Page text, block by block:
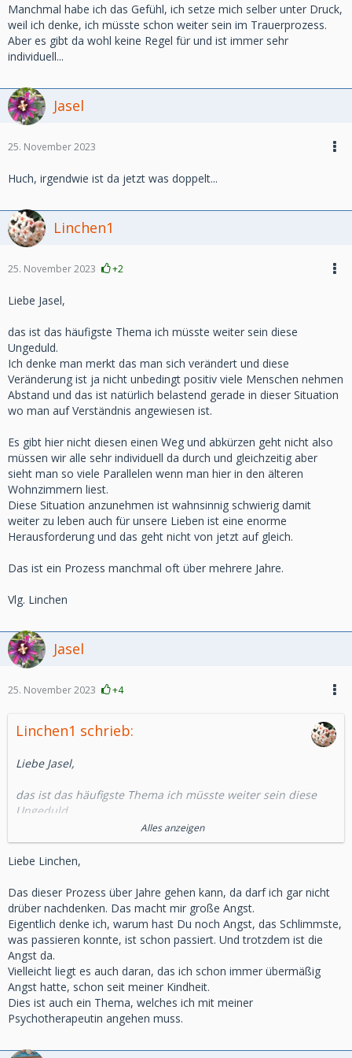
glücklich waren, es war auch die kleine Abschiedszeremonie
in 'seinen' Bergen, und es war auch einfach die Ruhe dort,
die MIR die Ruhe zurück gebracht hat...
Veränderung erreichen kann.
Liebe Grüße
Manchmal habe ich das Gefühl, ich setze mich selber unter Druck,
weil ich denke, ich müsste schon weiter sein im Trauerprozess.
Aber es gibt da wohl keine Regel für und ist immer sehr
individuell...
Jasel
25. November 2023
Huch, irgendwie ist da jetzt was doppelt...
Linchen1
25. November 2023 +2
Liebe Jasel,
das ist das häufigste Thema ich müsste weiter sein diese
Ungeduld.
Ich denke man merkt das man sich verändert und diese
Veränderung ist ja nicht unbedingt positiv viele Menschen nehmen
Abstand und das ist natürlich belastend gerade in dieser Situation
wo man auf Verständnis angewiesen ist.
Es gibt hier nicht diesen einen Weg und abkürzen geht nicht also
müssen wir alle sehr individuell da durch und gleichzeitig aber
sieht man so viele Parallelen wenn man hier in den älteren
Wohnzimmern liest.
Diese Situation anzunehmen ist wahnsinnig schwierig damit
weiter zu leben auch für unsere Lieben ist eine enorme
Herausforderung und das geht nicht von jetzt auf gleich.
Das ist ein Prozess manchmal oft über mehrere Jahre.
Vlg. Linchen
Jasel
25. November 2023 +4
Linchen1 schrieb:
Liebe Jasel,
das ist das häufigste Thema ich müsste weiter sein diese
Ungeduld.
Ich denke man merkt das man sich verändert und diese
Veränderung ist ja nicht unbedingt positiv viele Menschen
nehmen Abstand und das ist natürlich belastend gerade in
Es gibt hier nicht diesen einen Weg und abkürzen geht nicht
also müssen wir alle sehr individuell da durch und
gleichzeitig aber sieht man so viele Parallelen wenn man
hier in den älteren Wohnzimmern liest.
Diese Situation anzunehmen ist wahnsinnig schwierig damit
weiter zu leben auch für unsere Lieben ist eine enorme
Herausforderung und das geht nicht von jetzt auf gleich.
Das ist ein Prozess manchmal oft über mehrere Jahre.
Alles anzeigen
Liebe Linchen,
Das dieser Prozess über Jahre gehen kann, da darf ich gar nicht
drüber nachdenken. Das macht mir große Angst.
Eigentlich denke ich, warum hast Du noch Angst, das Schlimmste,
was passieren konnte, ist schon passiert. Und trotzdem ist die
Angst da.
Vielleicht liegt es auch daran, das ich schon immer übermäßig
Angst hatte, schon seit meiner Kindheit.
Dies ist auch ein Thema, welches ich mit meiner
Psychotherapeutin angehen muss.